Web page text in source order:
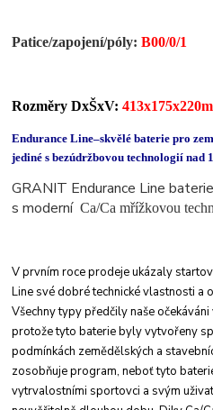
Patice/zapojení/póly:B00/0/1
Rozměry DxŠxV:
Endurance Line–skvělé baterie pro
jediné s bezúdržbovou technologií nad
GRANIT Endurance Line
s moderníCa/Ca mřížkovou
V prvním roce prodeje ukázaly
Line své dobré technickévlastnosti a
Všechnytypy předčily naše
protože tyto baterie byly vytvořeny
podmínkách zemědělských a
zosobňuje program, neboťtyto
vytrvalostními sportovci a svým